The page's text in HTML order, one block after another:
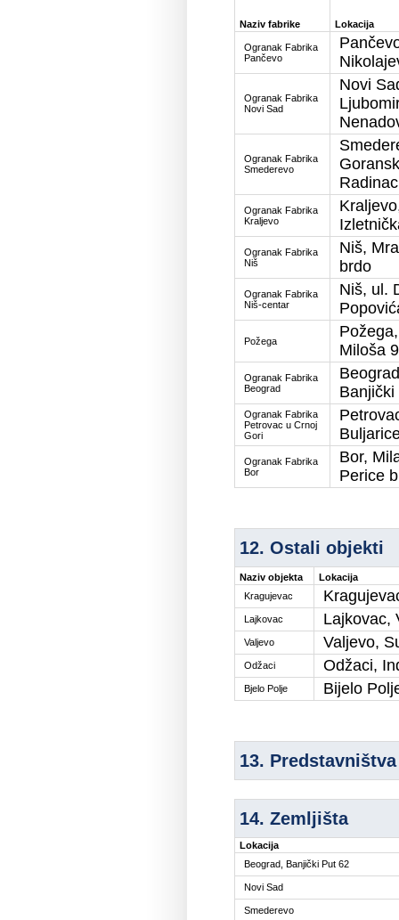
Naziv fabrike Lokacija
Ogranak Fabrika
Pančevo
Ogranak Fabrika
Novi Sad
Novi
Ogranak Fabrika
Smederevo
Radinac
Ogranak Fabrika
Kraljevo
Ogranak Fabrika
Niš
Niš,
brdo
Ogranak Fabrika
Niš-centar
Niš, ul.
Požega
Miloša
Ogranak Fabrika
Beograd
Banjički
Ogranak Fabrika
Petrovac u Crnoj
Gori
Ogranak Fabrika
Bor
Bor,
Perice
12. Ostali objekti
Naziv objekta
Lokacija
Kragujevac
Lajkovac Lajkovac,
Valjevo Valjevo,
Odžaci Odžaci,
Bjelo Polje Bijelo
13. Predstavništva
14. Zemljišta
Lokacija
Beograd, Banjički Put 62
Novi Sad
Smederevo